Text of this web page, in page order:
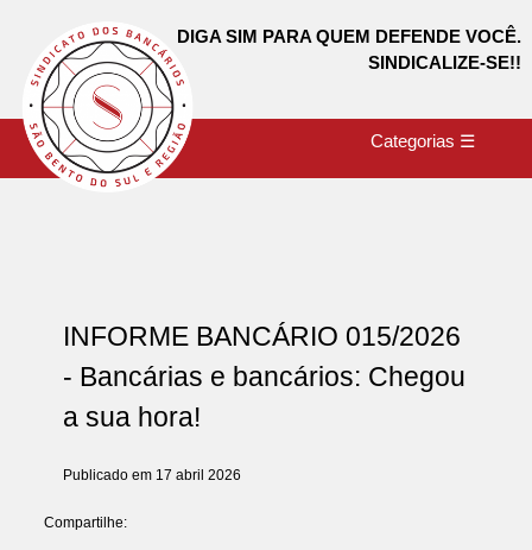
DIGA SIM PARA QUEM DEFENDE VOCÊ.
SINDICALIZE-SE!!
Categorias ☰
INFORME BANCÁRIO 015/2026
- Bancárias e bancários: Chegou
a sua hora!
Publicado em 17 abril 2026
Compartilhe: